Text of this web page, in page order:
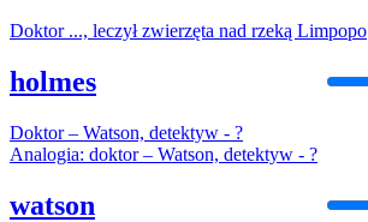
Doktor..., leczył zwierzęta nad rzeką Limpopo
holmes
Doktor– Watson, detektyw - ?
Analogia: doktor– Watson, detektyw - ?
watson